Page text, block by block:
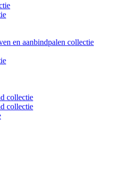
en aanbindpalen collectie
collectie
collectie